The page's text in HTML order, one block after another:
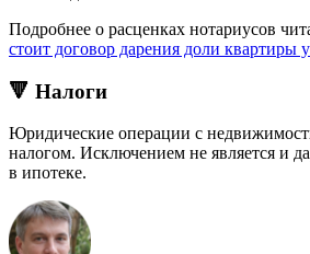
Подробнее о расценках нотариусов
стоит договор дарения доли квартиры
🔻 Налоги
Юридические операции с
налогом. Исключением не является и
в ипотеке.